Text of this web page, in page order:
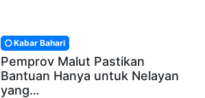
Kabar Bahari
Pemprov Malut Pastikan
Bantuan Hanya untuk Nelayan
yang…